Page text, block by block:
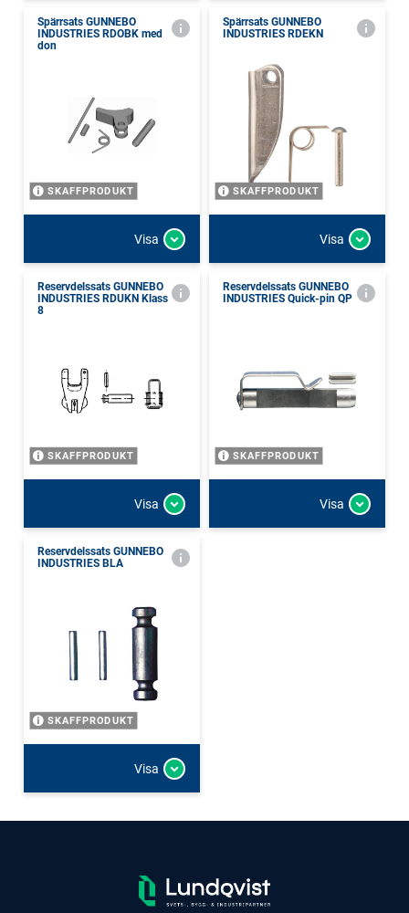
Spärrsats GUNNEBO
INDUSTRIES RDOBK med
don
SKAFFPRODUKT
Visa
Spärrsats GUNNEBO
INDUSTRIES RDEKN
SKAFFPRODUKT
Visa
Reservdelssats GUNNEBO
INDUSTRIES RDUKN Klass
8
SKAFFPRODUKT
Visa
Reservdelssats GUNNEBO
INDUSTRIES Quick-pin QP
SKAFFPRODUKT
Visa
Reservdelssats GUNNEBO
INDUSTRIES BLA
SKAFFPRODUKT
Visa